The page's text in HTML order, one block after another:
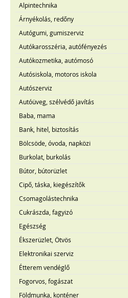
Alpintechnika
Árnyékolás, redőny
Autógumi, gumiszerviz
Autókarosszéria, autófényezés
Autókozmetika, autómosó
Autósiskola, motoros iskola
Autószerviz
Autóüveg, szélvédő javítás
Baba, mama
Bank, hitel, biztosítás
Bölcsöde, óvoda, napközi
Burkolat, burkolás
Bútor, bútorüzlet
Cipő, táska, kiegészítők
Csomagolástechnika
Cukrászda, fagyizó
Egészség
Ékszerüzlet, Ötvös
Elektronikai szerviz
Étterem vendéglő
Fogorvos, fogászat
Földmunka, konténer